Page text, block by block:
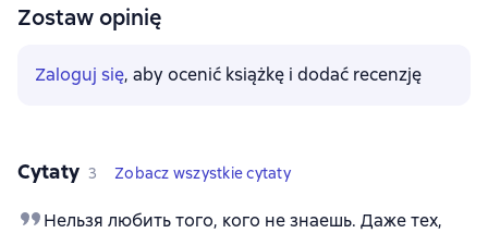
Zostaw opinię
Zaloguj się, aby ocenić książkę i dodać recenzję
Cytaty 3 Zobacz wszystkie cytaty
Нельзя любить того, кого не знаешь. Даже тех,